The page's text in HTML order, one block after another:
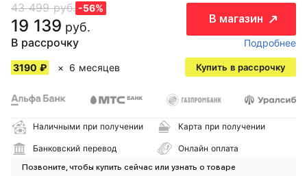
43 499 руб. -56%
19 139 руб.
В магазин
В рассрочку Подробнее
3190 ₽ 6 месяцев Купить в рассрочку
Наличными при получении Карта при получении
Банковский перевод Онлайн оплата
Позвоните, чтобы купить сейчас или узнать о товаре